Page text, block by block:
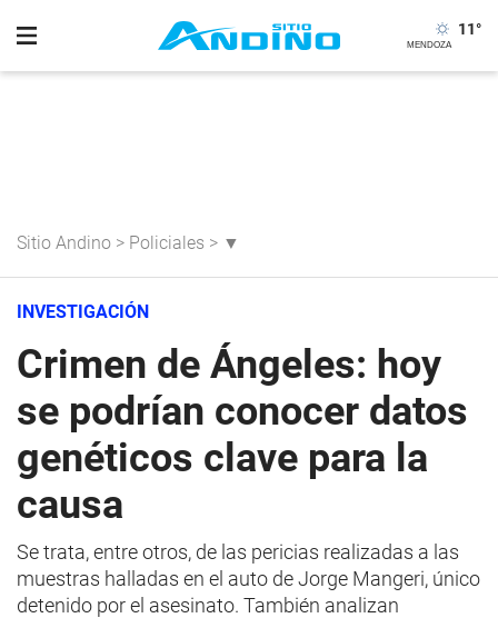
11°
Sitio Andino > Policiales > ▼
INVESTIGACIÓN
Crimen de Ángeles: hoy
se podrían conocer datos
genéticos clave para la
causa
Se trata, entre otros, de las pericias realizadas a las
muestras halladas en el auto de Jorge Mangeri, único
detenido por el asesinato. También analizan